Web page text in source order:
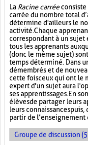
La Racine carréeconsiste
carrée du nombre total
détermine d'ailleurs le
activité. Chaque
correspondant à un
tous les apprenants
(donc le même sujet)
temps déterminé. Dans
démembrés et de
cette fois ceux qui ont le
expert d'un sujet aura
ses apprentissages. En
élèves de partager leurs
leurs connaissances
partir de l’enseignement
Groupe de discussion